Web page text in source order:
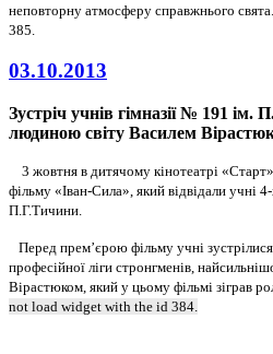
неповторну атмосферу справжнього
385.
03.10.2013
Зустріч учнів гімназії № 191
людиною світу Василем
3 жовтня в дитячому кінотеатрі
фільму «Іван-Сила», який відвідали учні
П.Г.Тичини.
Перед прем’єрою фільму учні
професійної ліги стронгменів,
Вірастюком, який у цьому фільмі зіграв
not load widget with the id 384.